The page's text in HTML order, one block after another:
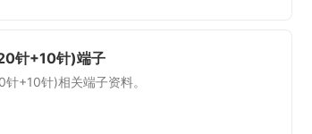
针+10针)端子
+10针)相关端子资料。